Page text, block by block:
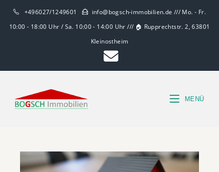
+496027/1249601
info@bogsch-immobilien.de /// Mo. - Fr.
10:00 - 18:00 Uhr / Sa. 10:00 - 14:00 Uhr /// 🏠 Rupprechtstr. 2, 63801
Kleinostheim
MENÜ